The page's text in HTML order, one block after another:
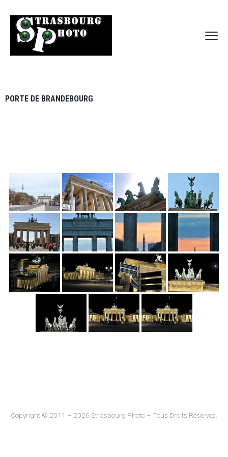
PORTE DE BRANDEBOURG
Copyright © 2011 – 2026 Strasbourg Photo – Tous Droits Réservés.